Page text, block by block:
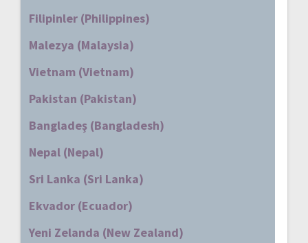
Filipinler (Philippines)
Malezya (Malaysia)
Vietnam (Vietnam)
Pakistan (Pakistan)
Bangladeş (Bangladesh)
Nepal (Nepal)
Sri Lanka (Sri Lanka)
Ekvador (Ecuador)
Yeni Zelanda (New Zealand)